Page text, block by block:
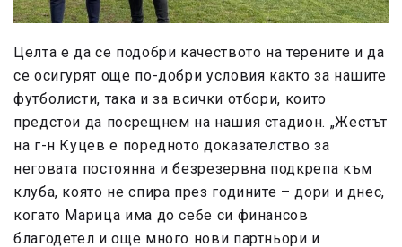
Целта е да се подобри качеството на терените и да
се осигурят още по-добри условия както за нашите
футболисти, така и за всички отбори, които
предстои да посрещнем на нашия стадион. „Жестът
на г-н Куцев е поредното доказателство за
неговата постоянна и безрезервна подкрепа към
клуба, която не спира през годините – дори и днес,
когато Марица има до себе си финансов
благодетел и още много нови партньори и